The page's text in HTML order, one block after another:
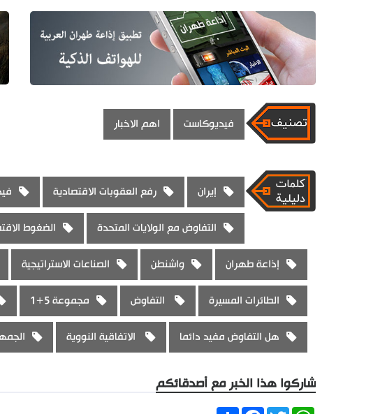
فيديوكاست اهم الاخبار
إيران رفع العقوبات الاقتصادية
التفاوض مع الولايات المتحدة الضغوط
إذاعة طهران واشنطن الصناعات الاستراتيجية
الطائرات المسيرة التفاوض مجموعة 5+1
هل التفاوض مفيد دائما الاتفاقية النووية
شاركوا هذا الخبر مع أصدقائكم
ShareFacebookTwitter
WhatsApp